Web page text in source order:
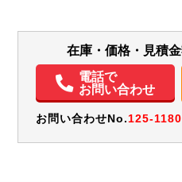
装備
エアコン パワステ パワーウィンドウ
エアサスシート
バックモニター
在庫・価格・見積
電話で
お問い合わせ
お問い合わせNo.125-1180